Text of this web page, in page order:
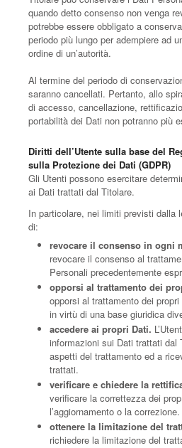
quando detto consenso non venga
potrebbe essere obbligato a
periodo più lungo per adempiere ad
ordine di un’autorità.
Al termine del periodo di
saranno cancellati. Pertanto, allo
di accesso, cancellazione,
portabilità dei Dati non potranno più
Diritti dell’Utente sulla base del
sulla Protezione dei Dati (GDPR)
Gli Utenti possono esercitare
ai Dati trattati dal Titolare.
In particolare, nei limiti previsti dalla
di:
revocare il consenso in ogni
revocare il consenso al
Personali precedentemente
opporsi al trattamento dei
opporsi al trattamento dei
in virtù di una base giuridica
accedere ai propri Dati.
informazioni sui Dati trattati dal
aspetti del trattamento ed a
trattati.
verificare e chiedere la
verificare la correttezza dei
l’aggiornamento o la correzione.
ottenere la limitazione del
richiedere la limitazione del